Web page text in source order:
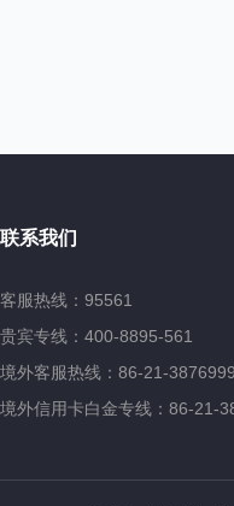
联系我们
客服热线：95561
贵宾专线：400-8895-561
境外客服热线：86-21-
境外信用卡白金专线：86-21-